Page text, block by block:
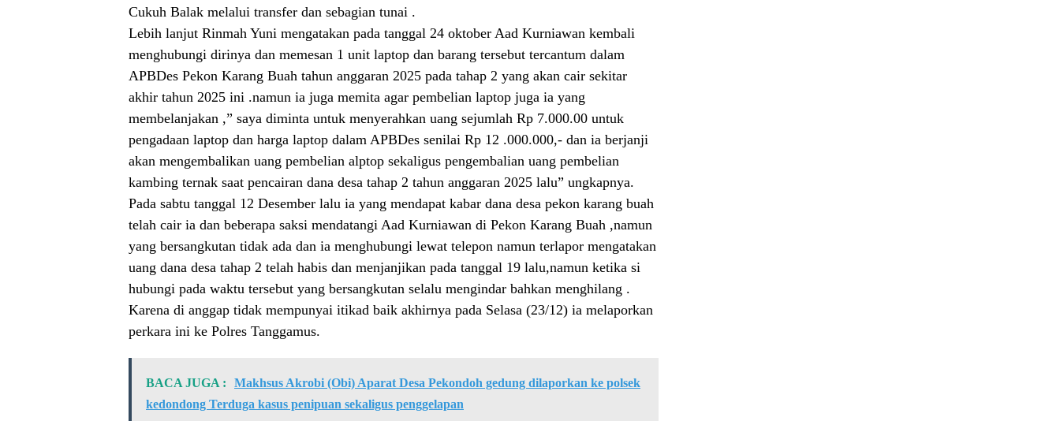
Cukuh Balak melalui transfer dan sebagian tunai .
Lebih lanjut Rinmah Yuni mengatakan pada tanggal 24 oktober Aad Kurniawan kembali
menghubungi dirinya dan memesan 1 unit laptop dan barang tersebut tercantum dalam
APBDes Pekon Karang Buah tahun anggaran 2025 pada tahap 2 yang akan cair sekitar
akhir tahun 2025 ini .namun ia juga memita agar pembelian laptop juga ia yang
membelanjakan ,” saya diminta untuk menyerahkan uang sejumlah Rp 7.000.00 untuk
pengadaan laptop dan harga laptop dalam APBDes senilai Rp 12 .000.000,- dan ia berjanji
akan mengembalikan uang pembelian alptop sekaligus pengembalian uang pembelian
kambing ternak saat pencairan dana desa tahap 2 tahun anggaran 2025 lalu” ungkapnya.
Pada sabtu tanggal 12 Desember lalu ia yang mendapat kabar dana desa pekon karang buah
telah cair ia dan beberapa saksi mendatangi Aad Kurniawan di Pekon Karang Buah ,namun
yang bersangkutan tidak ada dan ia menghubungi lewat telepon namun terlapor mengatakan
uang dana desa tahap 2 telah habis dan menjanjikan pada tanggal 19 lalu,namun ketika si
hubungi pada waktu tersebut yang bersangkutan selalu mengindar bahkan menghilang .
Karena di anggap tidak mempunyai itikad baik akhirnya pada Selasa (23/12) ia melaporkan
perkara ini ke Polres Tanggamus.
BACA JUGA :
Makhsus Akrobi (Obi) Aparat Desa Pekondoh gedung dilaporkan ke polsek
kedondong Terduga kasus penipuan sekaligus penggelapan